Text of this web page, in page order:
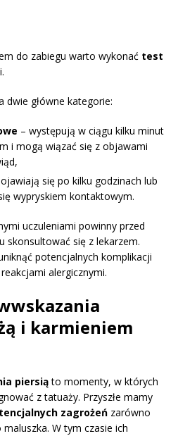
do zabiegu warto wykonać test
dwie główne kategorie:
– występują w ciągu kilku minut
i mogą wiązać się z objawami
się po kilku godzinach lub
wypryskiem kontaktowym.
uczuleniami powinny przed
skonsultować się z lekarzem.
potencjalnych komplikacji
alergicznymi.
i karmieniem
piersiąto momenty, w których
z tatuaży. Przyszłe mamy
zagrożeń zarówno
W tym czasie ich